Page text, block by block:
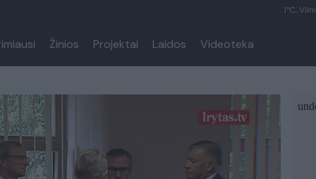
1°C,
Žinios Projektai Laidos Videoteka